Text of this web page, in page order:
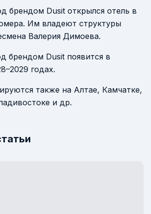
брендом Dusit открылся отель в
Им владеют структуры
Валерия Димоева.
брендом Dusit появится в
годах.
также на Алтае, Камчатке,
и др.